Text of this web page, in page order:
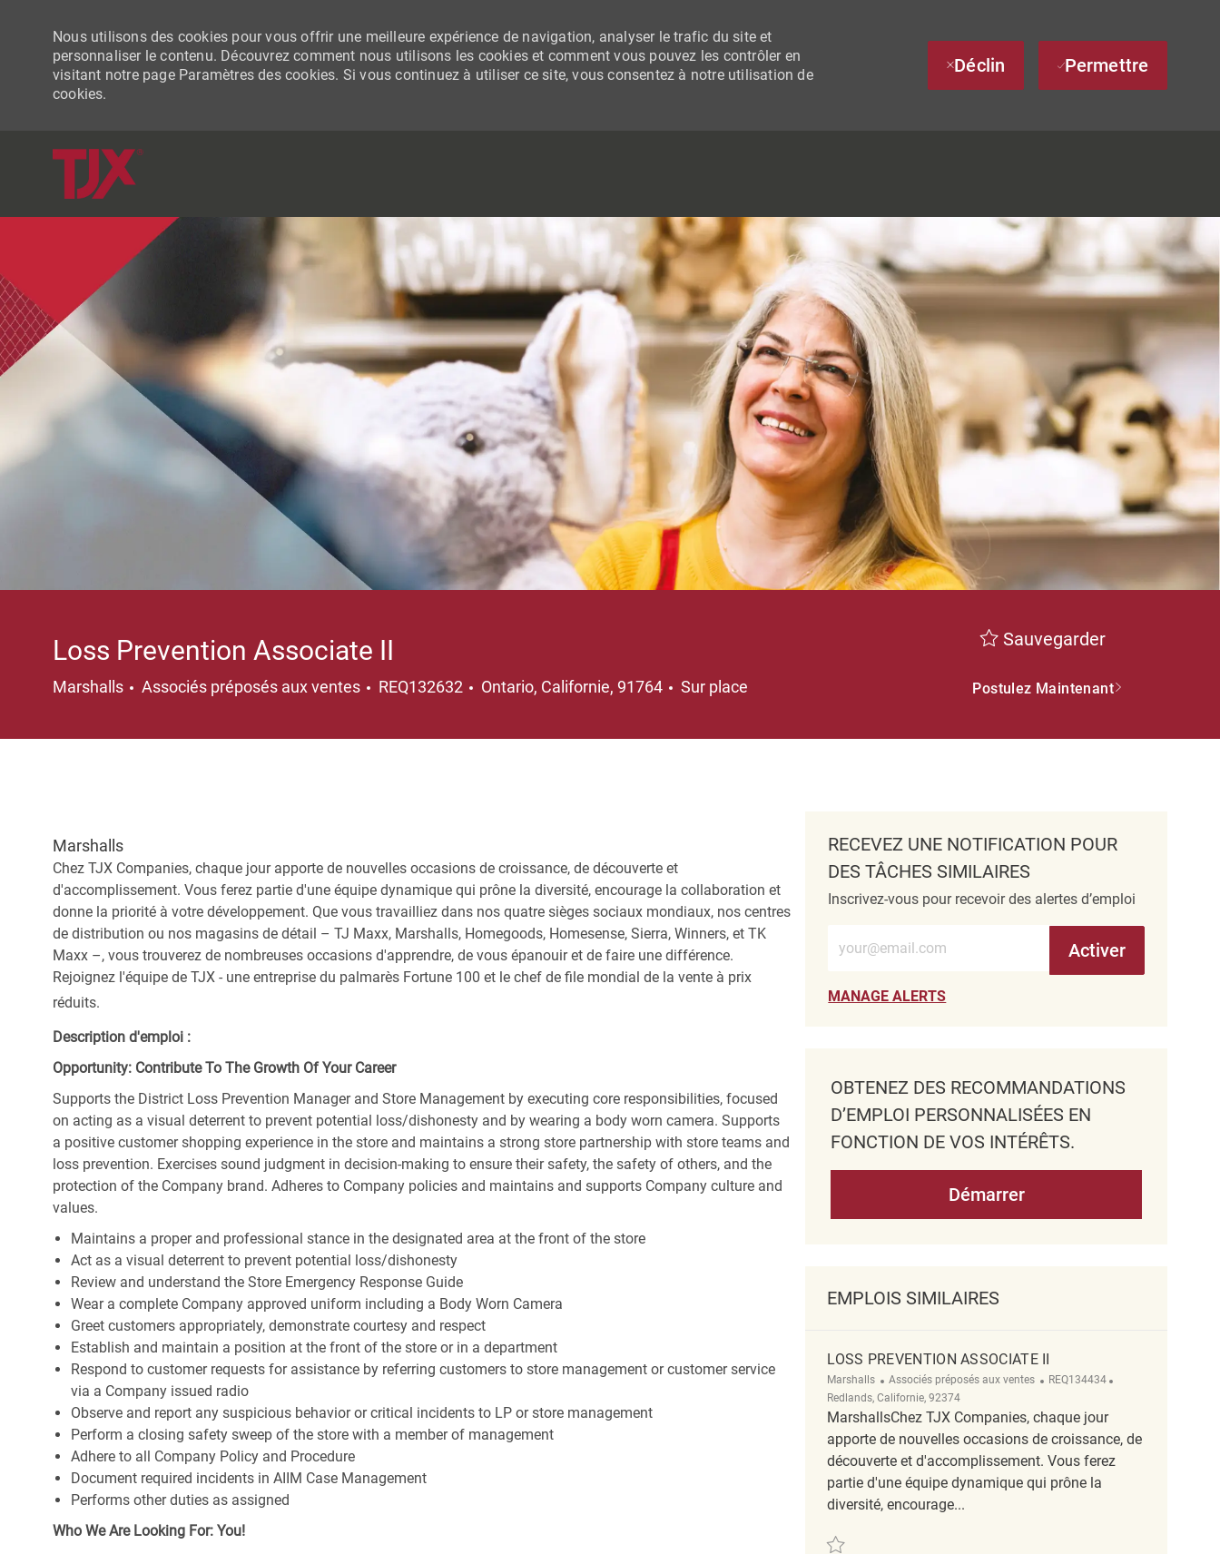
Nous utilisons des cookies pour vous offrir une meilleure expérience de navigation, analyser le trafic du site et
personnaliser le contenu. Découvrez comment nous utilisons les cookies et comment vous pouvez les contrôler en
visitant notre page Paramètres des cookies. Si vous continuez à utiliser ce site, vous consentez à notre utilisation de
cookies.
Déclin Permettre
Loss Prevention Associate II
Marshalls Catégorie
Associés préposés aux ventes REQ132632 Emplacement
Ontario, Californie, 91764 Sur place
Sauvegarder
Postulez Maintenant
Marshalls
Chez TJX Companies, chaque jour apporte de nouvelles occasions de croissance, de découverte et
d'accomplissement. Vous ferez partie d'une équipe dynamique qui prône la diversité, encourage la collaboration et
donne la priorité à votre développement. Que vous travailliez dans nos quatre sièges sociaux mondiaux, nos centres
de distribution ou nos magasins de détail – TJ Maxx, Marshalls, Homegoods, Homesense, Sierra, Winners, et TK
Maxx –, vous trouverez de nombreuses occasions d'apprendre, de vous épanouir et de faire une différence.
Rejoignez l'équipe de TJX - une entreprise du palmarès Fortune 100 et le chef de file mondial de la vente à prix
réduits.
Description d'emploi :
Opportunity: Contribute To The Growth Of Your Career
Supports the District Loss Prevention Manager and Store Management by executing core responsibilities, focused
on acting as a visual deterrent to prevent potential loss/dishonesty and by wearing a body worn camera. Supports
a positive customer shopping experience in the store and maintains a strong store partnership with store teams and
loss prevention. Exercises sound judgment in decision-making to ensure their safety, the safety of others, and the
protection of the Company brand. Adheres to Company policies and maintains and supports Company culture and
values.
Maintains a proper and professional stance in the designated area at the front of the store
Act as a visual deterrent to prevent potential loss/dishonesty
Review and understand the Store Emergency Response Guide
Wear a complete Company approved uniform including a Body Worn Camera
Greet customers appropriately, demonstrate courtesy and respect
Establish and maintain a position at the front of the store or in a department
Respond to customer requests for assistance by referring customers to store management or customer service
via a Company issued radio
Observe and report any suspicious behavior or critical incidents to LP or store management
Perform a closing safety sweep of the store with a member of management
Adhere to all Company Policy and Procedure
Document required incidents in AIIM Case Management
Performs other duties as assigned
Who We Are Looking For: You!
RECEVEZ UNE NOTIFICATION POUR
DES TÂCHES SIMILAIRES
Inscrivez-vous pour recevoir des alertes d’emploi
Entrez l’adresse e-mail (obligatoire)
Activer
MANAGE ALERTS
OBTENEZ DES RECOMMANDATIONS
D’EMPLOI PERSONNALISÉES EN
FONCTION DE VOS INTÉRÊTS.
Démarrer
EMPLOIS SIMILAIRES
LOSS PREVENTION ASSOCIATE II
Marshalls Catégorie
Associés préposés aux ventes ReqId
REQ134434
Redlands, Californie, 92374
MarshallsChez TJX Companies, chaque jour
apporte de nouvelles occasions de croissance, de
découverte et d'accomplissement. Vous ferez
partie d'une équipe dynamique qui prône la
diversité, encourage...